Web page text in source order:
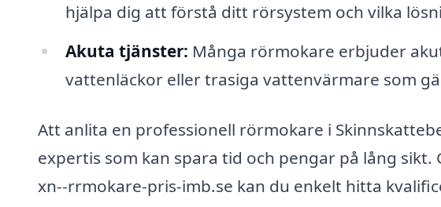
hjälpa dig att förstå ditt rörsystem och vilka
Akuta tjänster: Många rörmokare erbjuder
vattenläckor eller trasiga vattenvärmare som
Att anlita en professionell rörmokare i
expertis som kan spara tid och pengar på lång
xn--rrmokare-pris-imb.se kan du enkelt hitta